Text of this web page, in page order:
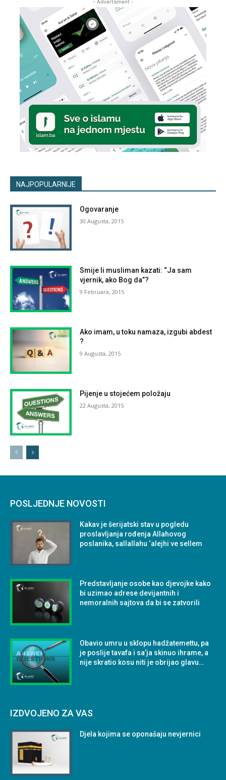
- Advertisment -
NAJPOPULARNIJE
Ogovaranje
30 Augusta, 2015
Smije li musliman kazati: “Ja sam
vjernik, ako Bog da”?
9 Februara, 2015
Ako imam, u toku namaza, izgubi abdest
?
9 Augusta, 2015
Pijenje u stojećem položaju
22 Augusta, 2015
POSLJEDNJE NOVOSTI
Kakav je šerijatski stav u pogledu
proslavljanja rođenja Allahovog
poslanika, sallallahu ‘alejhi ve sellem
Predstavljanje osobe kao djevojke kako
bi uzimao adrese devijantnih i
nemoralnih sajtova da bi se zatvorili
Obavio umru u sklopu hadžatemettu, pa
je poslije tavafa i sa’ja skinuo ihrame, a
nije skratio kosu niti je obrijao glavu…
IZDVOJENO ZA VAS
Djela kojima se oponašaju nevjernici